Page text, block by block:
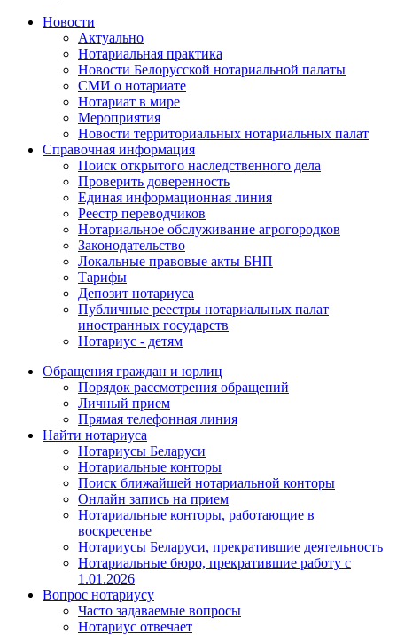
Новости
Актуально
Нотариальная практика
Новости Белорусской нотариальной палаты
СМИ о нотариате
Нотариат в мире
Мероприятия
Новости территориальных нотариальных палат
Справочная информация
Поиск открытого наследственного дела
Проверить доверенность
Единая информационная линия
Реестр переводчиков
Нотариальное обслуживание агрогородков
Законодательство
Локальные правовые акты БНП
Тарифы
Депозит нотариуса
Публичные реестры нотариальных палат
иностранных государств
Нотариус - детям
Обращения граждан и юрлиц
Порядок рассмотрения обращений
Личный прием
Прямая телефонная линия
Найти нотариуса
Нотариусы Беларуси
Нотариальные конторы
Поиск ближайшей нотариальной конторы
Онлайн запись на прием
Нотариальные конторы, работающие в
воскресенье
Нотариусы Беларуси, прекратившие деятельность
Нотариальные бюро, прекратившие работу с
1.01.2026
Вопрос нотариусу
Часто задаваемые вопросы
Нотариус отвечает